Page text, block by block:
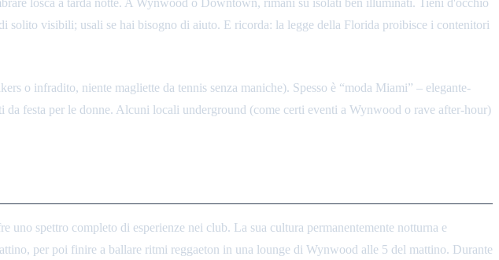
solito visibili; usali se hai bisogno di aiuto. E ricorda: la legge della Florida proibisce i contenitori
o infradito, niente magliette da tennis senza maniche). Spesso è “moda Miami” – elegante-
festa per le donne. Alcuni locali underground (come certi eventi a Wynwood o rave after-hour)
spettro completo di esperienze nei club. La sua cultura permanentemente notturna e
per poi finire a ballare ritmi reggaeton in una lounge di Wynwood alle 5 del mattino. Durante